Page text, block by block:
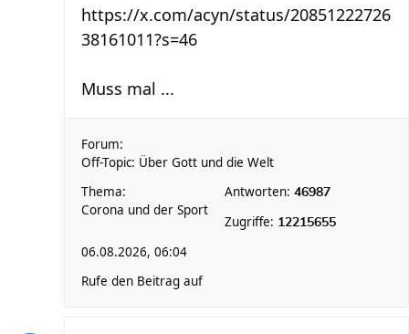
https://x.com/acyn/status/20851222726
38161011?s=46
Muss mal ...
Forum:
Off-Topic: Über Gott und die Welt
Thema:
Corona und der Sport
Antworten: 46987
Zugriffe: 12215655
06.08.2026, 06:04
Rufe den Beitrag auf